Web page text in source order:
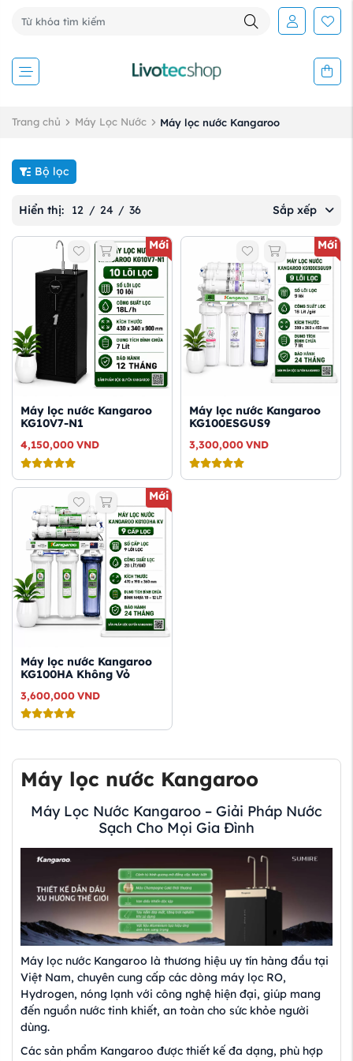
Trang chủ Máy Lọc Nước Máy lọc nước Kangaroo
Bộ lọc
Hiển thị: 12 / 24 / 36 Sắp xếp
Mới
Máy lọc nước Kangaroo
KG10V7-N1
4,150,000VND
Mới
Máy lọc nước Kangaroo
KG100ESGUS9
3,300,000VND
Mới
Máy lọc nước Kangaroo
KG100HA Không Vỏ
3,600,000VND
Máy lọc nước Kangaroo
Máy Lọc Nước Kangaroo – Giải Pháp Nước
Sạch Cho Mọi Gia Đình
Máy lọc nước Kangaroo là thương hiệu uy tín hàng đầu tại
Việt Nam, chuyên cung cấp các dòng máy lọc RO,
Hydrogen, nóng lạnh với công nghệ hiện đại, giúp mang
đến nguồn nước tinh khiết, an toàn cho sức khỏe người
dùng.
Các sản phẩm Kangaroo được thiết kế đa dạng, phù hợp